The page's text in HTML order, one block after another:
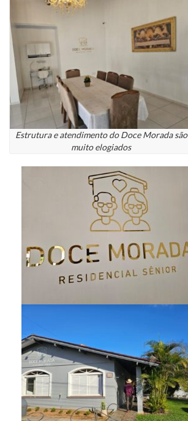
Estrutura e atendimento do Doce Morada são
muito elogiados